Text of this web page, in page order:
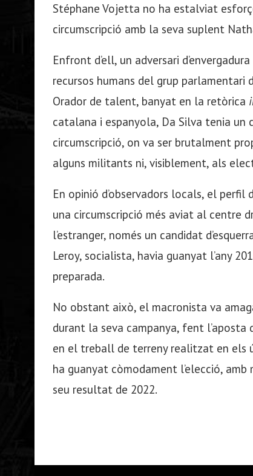
Stéphane Vojetta no ha estalviat
circumscripció amb la seva suplent
Enfront d’ell, un adversari
recursos humans del grup
Orador de talent, banyat en la retòrica
catalana i espanyola, Da Silva tenia
circumscripció, on va ser brutalment
alguns militants ni, visiblement, als
En opinió d’observadors locals, el perfil
una circumscripció més aviat al centre
l’estranger, només un candidat
Leroy, socialista, havia guanyat l’any
preparada.
No obstant això, el macronista va
durant la seva campanya, fent
en el treball de terreny realitzat en els
ha guanyat còmodament l’elecció,
seu resultat de 2022.